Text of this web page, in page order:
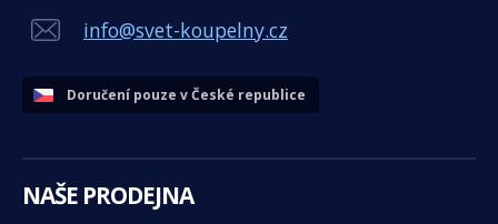
info@svet-koupelny.cz
Doručení pouze v České republice
NAŠE PRODEJNA